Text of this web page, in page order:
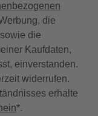
die
die
Kaufdaten,
einverstanden.
widerrufen.
erhalte
*.